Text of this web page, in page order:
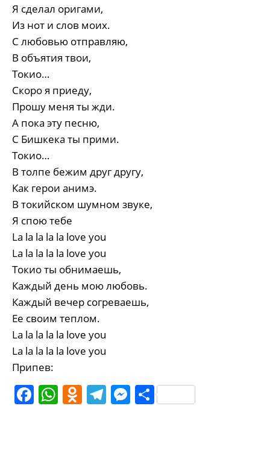
Я сделал оригами,
Из нот и слов моих.
С любовью отправляю,
В объятия твои,
Токио…
Скоро я приеду,
Прошу меня ты жди.
А пока эту песню,
С Бишкека ты прими.
Токио…
В толпе бежим друг другу,
Как герои анимэ.
В токийском шумном звуке,
Я спою тебе
La la la la la love you
La la la la la love you
Токио ты обнимаешь,
Каждый день мою любовь.
Каждый вечер согреваешь,
Ее своим теплом.
La la la la la love you
La la la la la love you
Припев:
Facebook
WhatsApp
Odnoklassniki
Telegram
Messenger
Share